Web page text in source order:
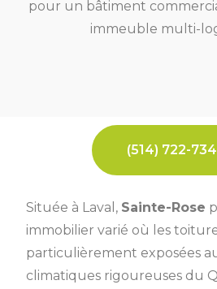
pour un bâtiment
immeuble multi-
(514) 722-
Située à Laval, Sainte-Rose
immobilier varié où les
particulièrement exposées
climatiques rigoureuses du